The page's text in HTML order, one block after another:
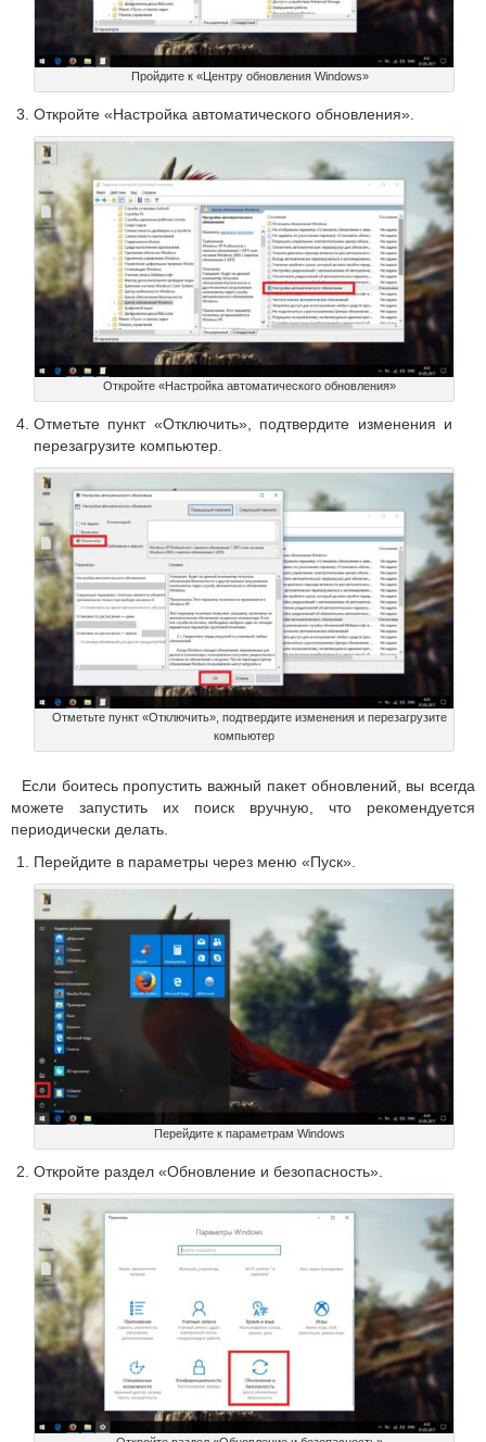
Пройдите к «Центру обновления Windows»
Откройте «Настройка автоматического обновления».
Откройте «Настройка автоматического обновления»
Отметьте пункт «Отключить», подтвердите изменения и
перезагрузите компьютер.
Отметьте пункт «Отключить», подтвердите изменения и перезагрузите
компьютер
Если боитесь пропустить важный пакет обновлений, вы всегда
можете запустить их поиск вручную, что рекомендуется
периодически делать.
Перейдите в параметры через меню «Пуск».
Перейдите к параметрам Windows
Откройте раздел «Обновление и безопасность».